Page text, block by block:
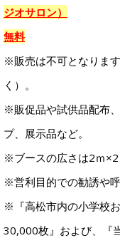
ジオサロン）
無料
※販売は不可となりま
く）。
※販促品や試供品配布
プ、展示品など。
※ブースの広さは2ｍ×2
※営利目的での勧誘や
※『高松市内の小学校
30,000枚』および、『